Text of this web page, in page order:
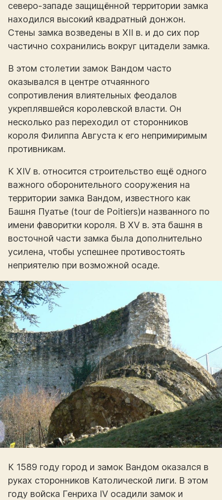
северо-западе защищённой территории замка
находился высокий квадратный донжон.
Стены замка возведены в XII в. и до сих пор
частично сохранились вокруг цитадели замка.
В этом столетии замок Вандом часто
оказывался в центре отчаянного
сопротивления влиятельных феодалов
укреплявшейся королевской власти. Он
несколько раз переходил от сторонников
короля Филиппа Августа к его непримиримым
противникам.
К XIV в. относится строительство ещё одного
важного оборонительного сооружения на
территории замка Вандом, известного как
Башня Пуатье (tour de Poitiers)и названного по
имени фаворитки короля. В XV в. эта башня в
восточной части замка была дополнительно
усилена, чтобы успешнее противостоять
неприятелю при возможной осаде.
К 1589 году город и замок Вандом оказался в
руках сторонников Католической лиги. В этом
году войска Генриха IV осадили замок и